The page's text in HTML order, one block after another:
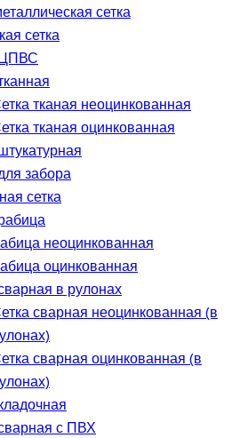
сетка
сетка
тканая неоцинкованная
тканая оцинкованная
забора
сетка
неоцинкованная
оцинкованная
в рулонах
сварная неоцинкованная (в
сварная оцинкованная (в
с ПВХ